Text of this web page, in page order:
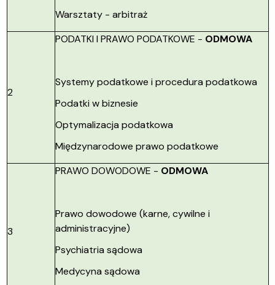
Warsztaty - arbitraż
2
PODATKI I PRAWO PODATKOWE - ODMOWA
Systemy podatkowe i procedura podatkowa
Podatki w biznesie
Optymalizacja podatkowa
Międzynarodowe prawo podatkowe
3
PRAWO DOWODOWE - ODMOWA
Prawo dowodowe (karne, cywilne i
administracyjne)
Psychiatria sądowa
Medycyna sądowa